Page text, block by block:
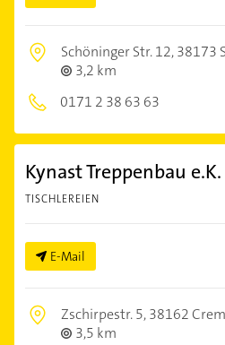
Schöninger Str. 12,38173
3,2 km
0171 2 38 63 63
Kynast Treppenbau
TISCHLEREIEN
E-Mail
Zschirpestr. 5,38162
3,5 km